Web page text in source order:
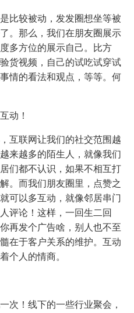
较被动，发发圈想坐等被
。那么，我们在朋友圈展示
多方位的展示自己。比方
货视频，自己的试吃试穿试
情的看法和观点，等等。何
动！
联网让我们的社交范围越
来越多的陌生人，就像我们
们都不认识，如果不相互打
。而我们朋友圈里，点赞之
可以多互动，就像邻居串门
评论！这样，一回生二回
再发个广告啥，别人也不至
在于客户关系的维护。互动
个人的情商。
！线下的一些行业聚会，